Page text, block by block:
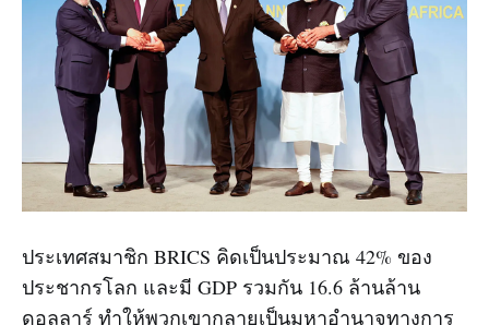
ประเทศสมาชิก BRICS คิดเป็นประมาณ 42% ของ
ประชากรโลก และมี GDP รวมกัน 16.6 ล้านล้าน
ดอลลาร์ ทำให้พวกเขากลายเป็นมหาอำนาจทางการ